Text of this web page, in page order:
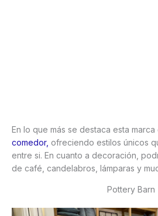
En lo que más se destaca esta marca
comedor, ofreciendo estilos únicos
entre si. En cuanto a decoración,
de café, candelabros, lámparas y
Pottery Barn